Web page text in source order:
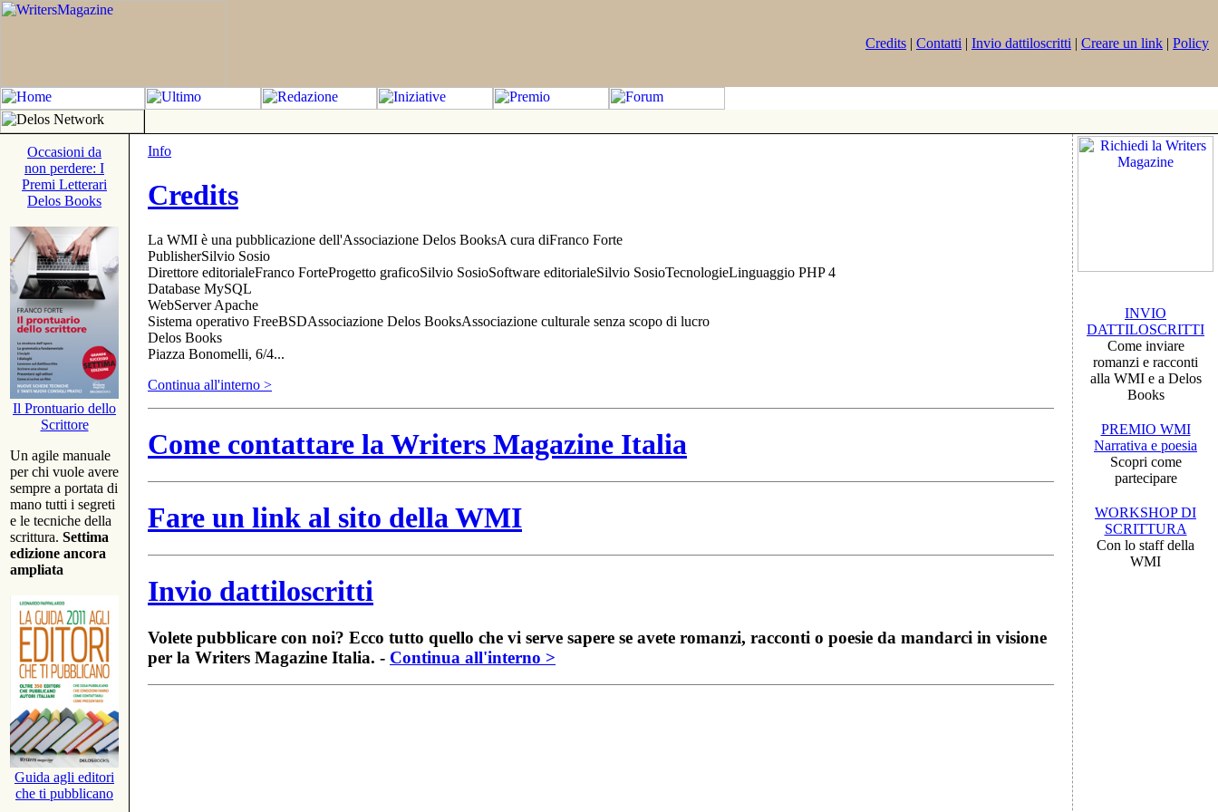
Credits | Contatti | Invio dattiloscritti | Creare un link | Policy
Occasioni da
non perdere: I
Premi Letterari
Delos Books
Il Prontuario dello
Scrittore
Un agile manuale
per chi vuole avere
sempre a portata di
mano tutti i segreti
e le tecniche della
scrittura. Settima
edizione ancora
ampliata
Guida agli editori
che ti pubblicano
Info
Credits
La WMI è una pubblicazione dell'Associazione Delos BooksA cura diFranco Forte
PublisherSilvio Sosio
Direttore editorialeFranco ForteProgetto graficoSilvio SosioSoftware editorialeSilvio SosioTecnologieLinguaggio PHP 4
Database MySQL
WebServer Apache
Sistema operativo FreeBSDAssociazione Delos BooksAssociazione culturale senza scopo di lucro
Delos Books
Piazza Bonomelli, 6/4...
Continua all'interno >
Come contattare la Writers Magazine Italia
Fare un link al sito della WMI
Invio dattiloscritti
Volete pubblicare con noi? Ecco tutto quello che vi serve sapere se avete romanzi, racconti o poesie da mandarci in visione
per la Writers Magazine Italia. - Continua all'interno >
INVIO
DATTILOSCRITTI
Come inviare
romanzi e racconti
alla WMI e a Delos
Books
PREMIO WMI
Narrativa e poesia
Scopri come
partecipare
WORKSHOP DI
SCRITTURA
Con lo staff della
WMI